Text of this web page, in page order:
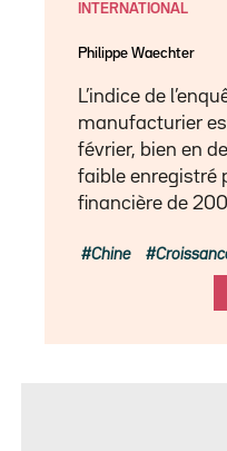
INTERNATIONAL
Philippe Waechter
L’indice de
manufacturier
février, bien en
faible enregistré
financière de
Chine